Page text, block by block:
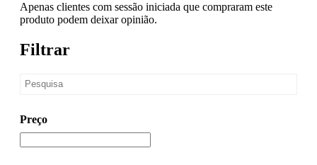
Apenas clientes com sessão iniciada que compraram este
produto podem deixar opinião.
Filtrar
Preço